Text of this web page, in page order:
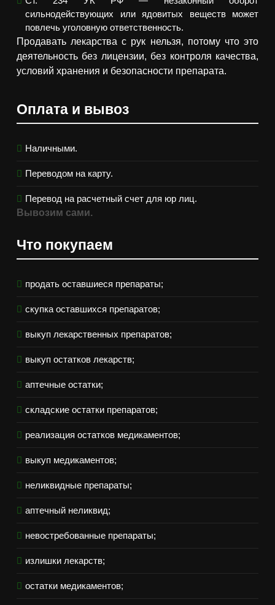
сильнодействующих или ядовитых веществ может
повлечь уголовную ответственность.
Продавать лекарства с рук нельзя, потому что это
деятельность без лицензии, без контроля качества,
условий хранения и безопасности препарата.
Оплата и вывоз
Наличными.
Переводом на карту.
Перевод на расчетный счет для юр лиц.
Вывозим сами.
Что покупаем
продать оставшиеся препараты;
скупка оставшихся препаратов;
выкуп лекарственных препаратов;
выкуп остатков лекарств;
аптечные остатки;
складские остатки препаратов;
реализация остатков медикаментов;
выкуп медикаментов;
неликвидные препараты;
аптечный неликвид;
невостребованные препараты;
излишки лекарств;
остатки медикаментов;